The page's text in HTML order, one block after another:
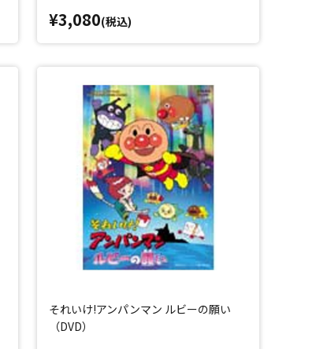
¥3,080(税込)
それいけ!アンパンマン ルビーの願い
（DVD）